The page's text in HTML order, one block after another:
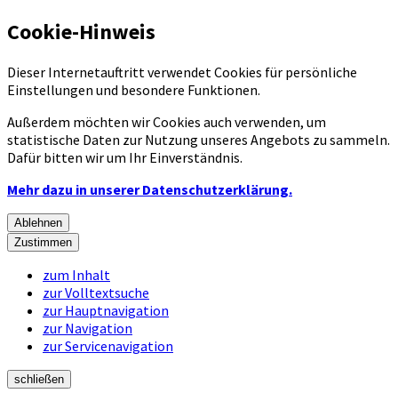
Cookie-Hinweis
Dieser Internetauftritt verwendet Cookies für persönliche
Einstellungen und besondere Funktionen.
Außerdem möchten wir Cookies auch verwenden, um
statistische Daten zur Nutzung unseres Angebots zu sammeln.
Dafür bitten wir um Ihr Einverständnis.
Mehr dazu in unserer Datenschutzerklärung.
Ablehnen
Zustimmen
zum Inhalt
zur Volltextsuche
zur Hauptnavigation
zur Navigation
zur Servicenavigation
schließen